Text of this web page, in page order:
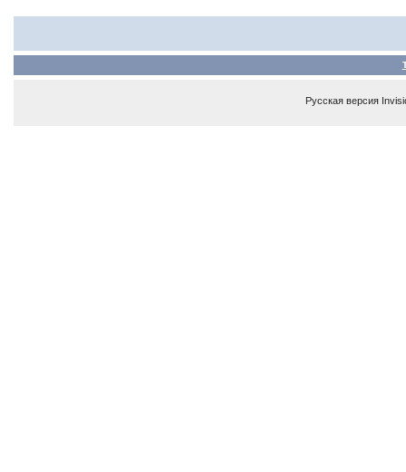
Русская версия